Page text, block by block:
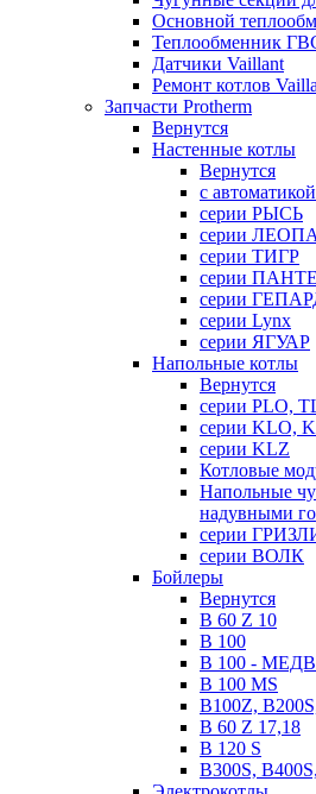
Основной
Теплообменник
Датчики Vaillant
Ремонт котлов
Запчасти Protherm
Вернутся
Настенные котлы
Вернутся
с
серии РЫСЬ
серии
серии ТИГР
серии
серии
серии Lynx
серии ЯГУАР
Напольные котлы
Вернутся
серии PLO,
серии KLO,
серии KLZ
Котловые
Напольные
надувными
серии
серии ВОЛК
Бойлеры
Вернутся
B 60 Z 10
B 100
B 100 -
B 100 MS
B100Z,
B 60 Z 17,18
B 120 S
B300S,